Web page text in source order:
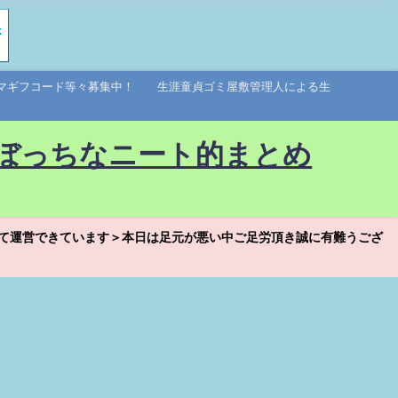
ギフコード等々募集中！ 生涯童貞ゴミ屋敷管理人による生
ちなニート的まとめ
営できています＞本日は足元が悪い中ご足労頂き誠に有難うござ